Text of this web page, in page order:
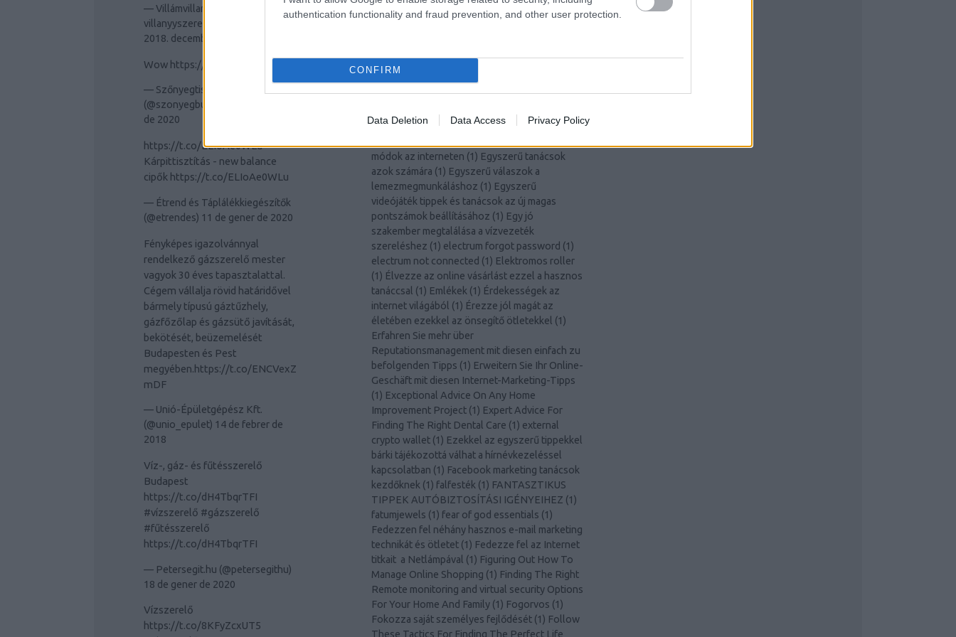
authentication functionality and fraud prevention, and other user protection.
CONFIRM
Data Deletion Data Access Privacy Policy
— Villámvillany Budapest
villanyyszerelés (@villamvillany)
2018. december 17.
Wow https://t.co/JMrrrfm9lR
— Szőnyegtisztítás Budapesten
(@szonyegbudapest)
de 2020
https://t.co/ELIoAe0WLu
Kárpittisztítás - new balance
cipők https://t.co/ELIoAe0WLu
— Étrend és Táplálékkiegészítők
(@etrendes) 11 de gener de 2020
Fényképes igazolvánnyal
rendelkező gázszerelő mester
vagyok 30 éves tapasztalattal.
Cégem vállalja rövid határidővel
bármely típusú gáztűzhely,
gázfőzőlap és gázsütő javítását,
bekötését, beüzemelését
Budapesten és Pest
megyében.https://t.co/ENCVexZ
mDF
— Unió-Épületgépész Kft.
(@unio_epulet) 14 de febrer de
2018
Víz-, gáz- és fűtésszerelő
Budapest
https://t.co/dH4TbqrTFI
#vízszerelő #gázszerelő
#fűtésszerelő
https://t.co/dH4TbqrTFI
— Petersegit.hu (@petersegithu)
18 de gener de 2020
Vízszerelő
https://t.co/8KFyZcxUT5
dia wellness
Discovering the Luxurious
Offerings of Hamvay-Lang.com
Online Shopping To Intimidate You
Roll Snake Eyes In The Game Of Internet
Marketing(1)drágakő(1)Drón(1)E-mail
tovább(1)Egyszerű módszerek a ház hatékony
módok az interneten (1) Egyszerű tanácsok
azok számára (1) Egyszerű válaszok a
lemezmegmunkáláshoz (1) Egyszerű
videójáték tippek és tanácsok az új magas
pontszámok beállításához (1) Egy jó
szakember megtalálása a vízvezeték
szereléshez (1) electrum forgot password (1)
electrum not connected (1) Elektromos roller
(1) Élvezze az online vásárlást ezzel a hasznos
tanáccsal (1) Emlékek (1) Érdekességek az
internet világából (1) Érezze jól magát az
életében ezekkel az önsegítő ötletekkel (1)
Erfahren Sie mehr über
Reputationsmanagement mit diesen einfach zu
befolgenden Tipps (1) Erweitern Sie Ihr Online-
Geschäft mit diesen Internet-Marketing-Tipps
(1) Exceptional Advice On Any Home
Improvement Project (1) Expert Advice For
Finding The Right Dental Care (1) external
crypto wallet (1) Ezekkel az egyszerű tippekkel
bárki tájékozottá válhat a hírnévkezeléssel
kapcsolatban (1) Facebook marketing tanácsok
kezdőknek (1) falfesték (1) FANTASZTIKUS
TIPPEK AUTÓBIZTOSÍTÁSI IGÉNYEIHEZ (1)
fatumjewels (1) fear of god essentials (1)
Fedezzen fel néhány hasznos e-mail marketing
technikát és ötletet (1) Fedezze fel az Internet
titkait a Netlámpával (1) Figuring Out How To
Manage Online Shopping (1) Finding The Right
Remote monitoring and virtual security Options
For Your Home And Family (1) Fogorvos (1)
Fokozza saját személyes fejlődését (1) Follow
These Tactics For Finding The Perfect Life